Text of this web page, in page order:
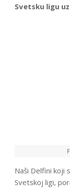
Svetsku ligu uz
Naši Delfini koji
Svetskoj ligi,